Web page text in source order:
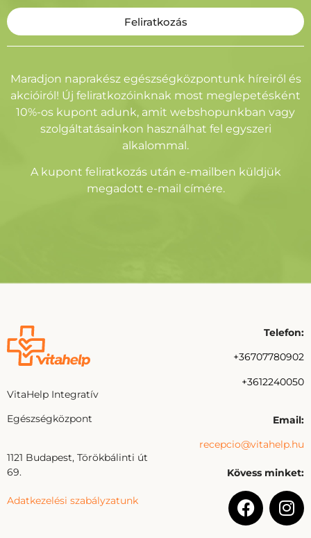
Feliratkozás
Alternative:
Maradjon naprakész egészségközpontunk híreiről és
akcióiról! Új feliratkozóinknak most meglepetésként
10%-os kupont adunk, amit webshopunkban vagy
szolgáltatásainkon használhat fel egyszeri
alkalommal.
A kupont feliratkozás után e-mailben küldjük
megadott e-mail címére.
VitaHelp Integratív
Egészségközpont
1121 Budapest, Törökbálinti út
69.
Adatkezelési szabályzatunk
Telefon:
+36707780902
+3612240050
Email:
recepcio@vitahelp.hu
Kövess minket: